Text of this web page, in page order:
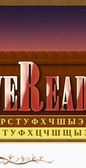
Р С Т У Ф Х Ч Ш Ы Э
Т У Ф Х Ц Ч Ш Щ Ы